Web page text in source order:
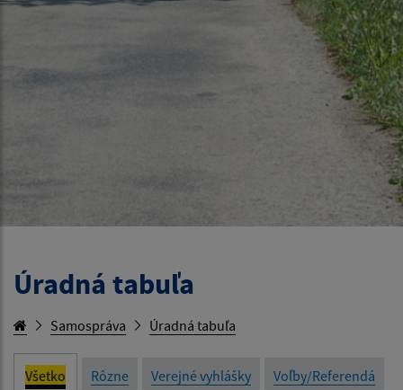
Úradná tabuľa
Samospráva Úradná tabuľa
Všetko Rôzne Verejné vyhlášky Voľby/Referendá